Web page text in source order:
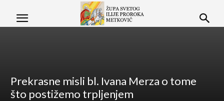
Prekrasne misli bl. Ivana Merza o tome
što postižemo trpljenjem